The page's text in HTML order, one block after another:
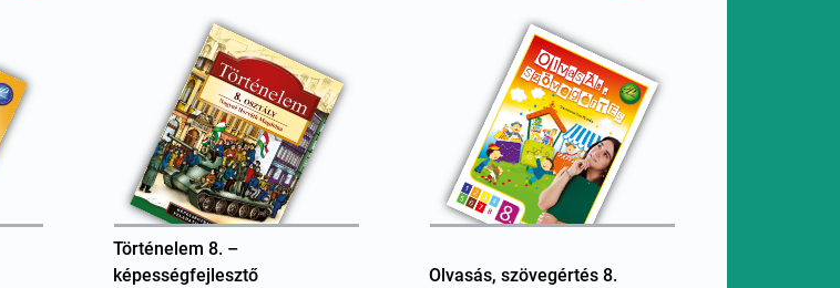
Történelem 8. –
képességfejlesztő
Olvasás, szövegértés 8.